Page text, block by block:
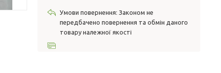
Законом не
передбачено повернення та обмін даного
товару належної якості